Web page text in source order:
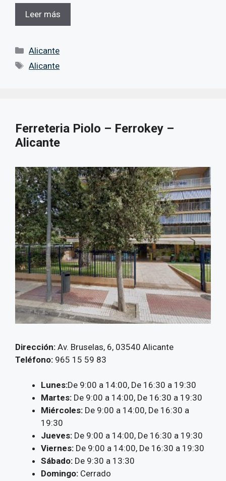
Leer más
Categorías
Alicante
Etiquetas
Alicante
Ferreteria Piolo – Ferrokey –
Alicante
Dirección: Av. Bruselas, 6, 03540 Alicante
Teléfono: 965 15 59 83
Lunes:De 9:00 a 14:00, De 16:30 a 19:30
Martes: De 9:00 a 14:00, De 16:30 a 19:30
Miércoles: De 9:00 a 14:00, De 16:30 a
19:30
Jueves: De 9:00 a 14:00, De 16:30 a 19:30
Viernes: De 9:00 a 14:00, De 16:30 a 19:30
Sábado: De 9:30 a 13:30
Domingo: Cerrado